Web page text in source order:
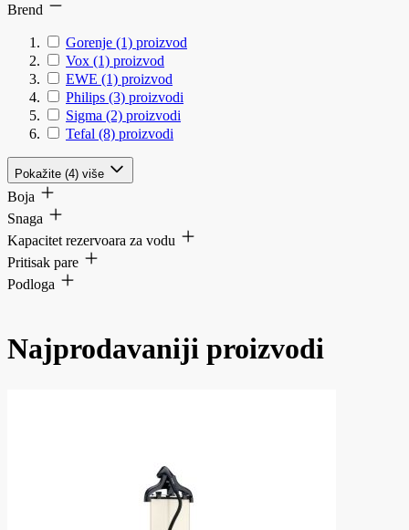
Brend
Gorenje (1) proizvod
Vox (1) proizvod
EWE (1) proizvod
Philips (3) proizvodi
Sigma (2) proizvodi
Tefal (8) proizvodi
Pokažite (4) više
Boja
Snaga
Kapacitet rezervoara za vodu
Pritisak pare
Podloga
Najprodavaniji proizvodi